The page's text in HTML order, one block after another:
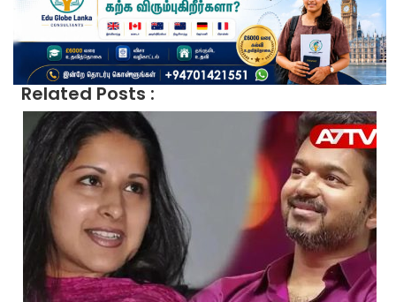
Related Posts :